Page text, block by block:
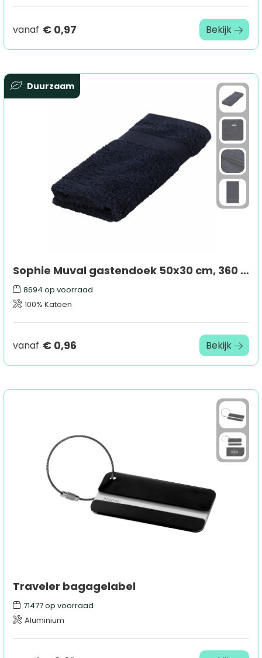
vanaf € 0,97 Bekijk
Duurzaam
Sophie Muval gastendoek 50x30 cm, 360 gr/m²
8694 op voorraad
100% Katoen
vanaf € 0,96 Bekijk
Traveler bagagelabel
71477op voorraad
Aluminium